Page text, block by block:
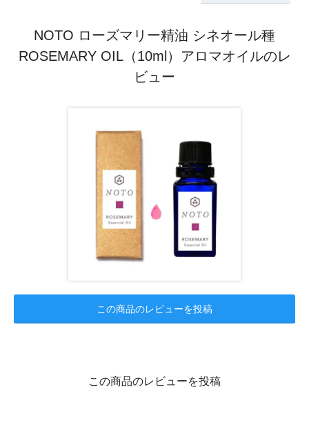
NOTO ローズマリー精油 シネオール種
ROSEMARY OIL（10ml）アロマオイルのレ
ビュー
この商品のレビューを投稿
この商品のレビューを投稿